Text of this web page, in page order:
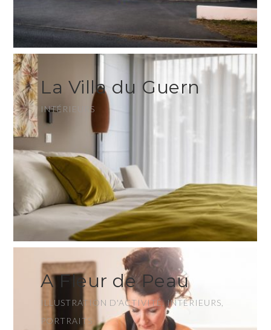
La Villa du Guern
INTÉRIEURS
A Fleur de Peau
ILLUSTRATION D'ACTIVITÉ, INTÉRIEURS,
PORTRAITS